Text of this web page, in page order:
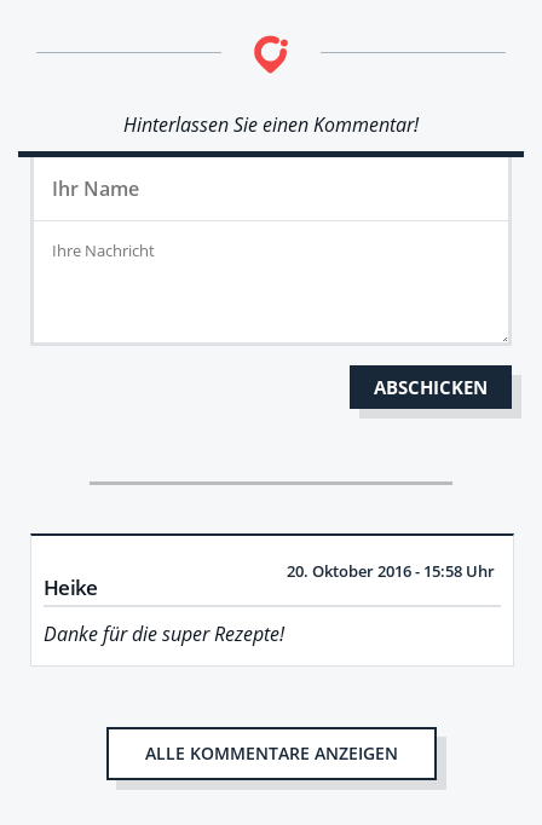
Hinterlassen Sie einen Kommentar!
Heike
20. Oktober 2016 - 15:58 Uhr
Danke für die super Rezepte!
ALLE KOMMENTARE ANZEIGEN